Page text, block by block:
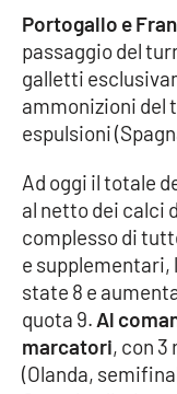
Società
Sport
RUBRICHE
Good Morning
Parchi Marini
Leggendo
Portogallo e
passaggio del
galletti
ammonizioni del
espulsioni
Ad oggi il totale
al netto dei calci
complesso di
e supplementari,
state 8 e
quota 9. Al
marcatori, con 3
(Olanda,